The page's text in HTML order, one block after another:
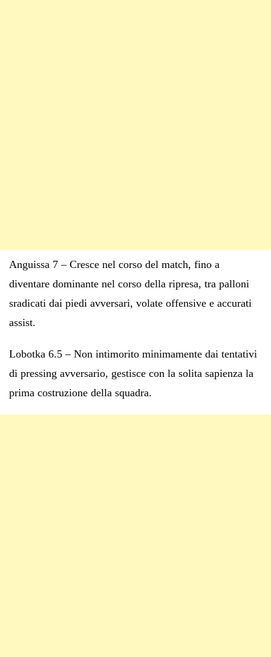
Anguissa 7 – Cresce nel corso del match, fino a
diventare dominante nel corso della ripresa, tra palloni
sradicati dai piedi avversari, volate offensive e accurati
assist.
Lobotka 6.5 – Non intimorito minimamente dai tentativi
di pressing avversario, gestisce con la solita sapienza la
prima costruzione della squadra.